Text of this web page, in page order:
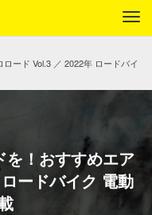
ード Vol.3 ／ 2022年 ロードバイ
を！おすすめエア
ードバイク 電動